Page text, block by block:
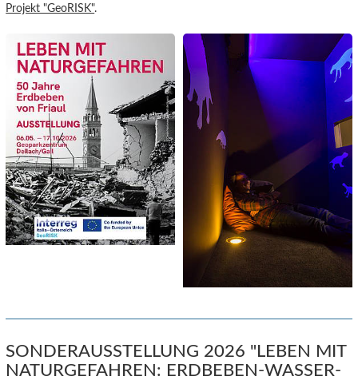
Projekt "GeoRISK".
SONDERAUSSTELLUNG 2026 "LEBEN MIT
NATURGEFAHREN: ERDBEBEN-WASSER-